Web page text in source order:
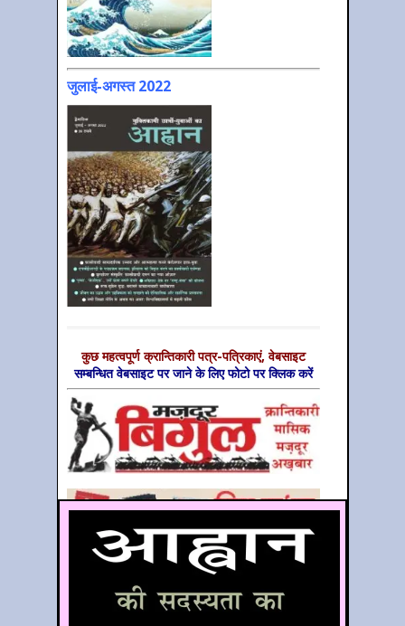
जुलाई-अगस्त 2022
कुछ महत्‍वपूर्ण क्रान्तिकारी पत्र-पत्रिकाएं, वेबसाइट
सम्‍बन्धित वेबसाइट पर जाने के लिए फोटो पर क्लिक करें